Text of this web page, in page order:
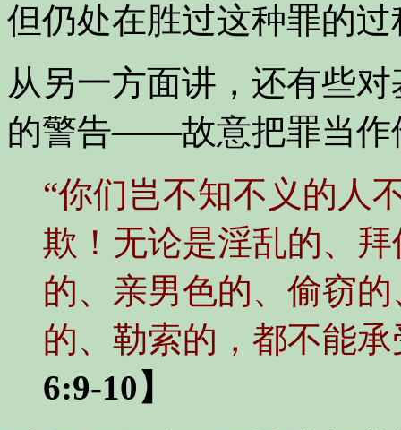
但仍处在胜过这种罪的过
从另一方面讲，还有些
的警告——故意把罪当作
“你们岂不知不义的人
欺！无论是淫乱的、
的、亲男色的、偷窃
的、勒索的，都不能
6:9-10】